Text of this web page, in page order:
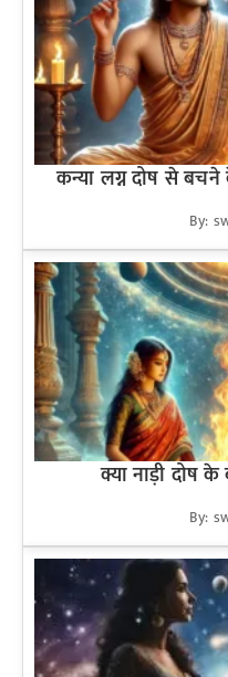
कन्या लग्न दोष से बचने
By:
क्या नाड़ी दोष
By: